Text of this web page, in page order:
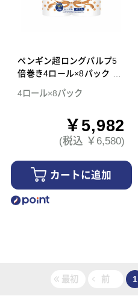
ペンギン超ロングパルプ5
倍巻き4ロール×8パック ダ
4ロール×8パック
￥5,982
(税込 ￥6,580)
カートに追加
最初 前 1